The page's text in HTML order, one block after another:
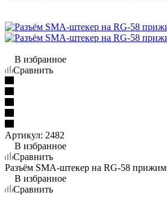
В избранное
Сравнить
Артикул: 2482
В избранное
Сравнить
Разъём SMA-штекер на RG-58
В избранное
Сравнить